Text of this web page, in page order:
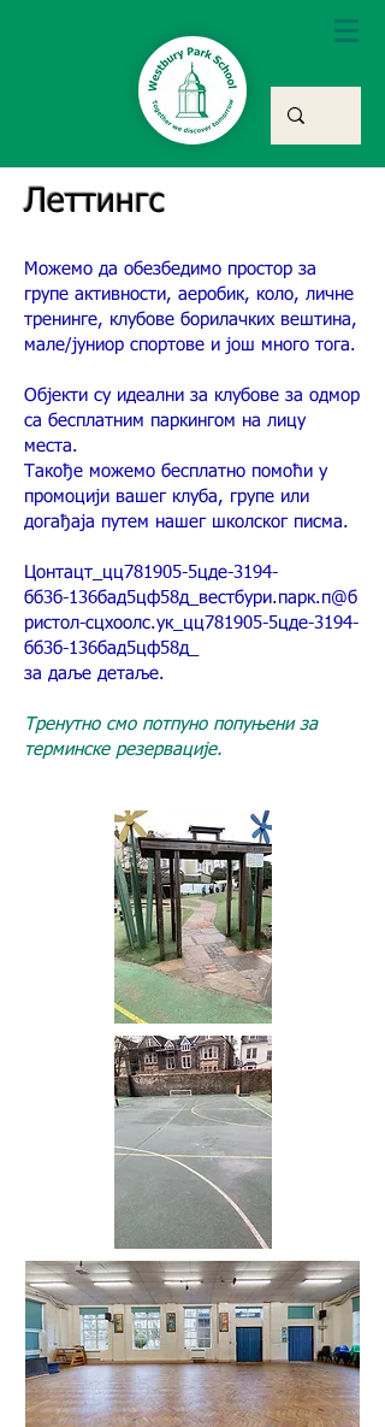
Леттингс
Можемо да обезбедимо простор за
групе активности, аеробик, коло, личне
тренинге, клубове борилачких вештина,
мале/јуниор спортове и још много тога.
Објекти су идеални за клубове за одмор
са бесплатним паркингом на лицу
места.
Такође можемо бесплатно помоћи у
промоцији вашег клуба, групе или
догађаја путем нашег школског писма.
Цонтацт_цц781905-5цде-3194-
бб3б-136бад5цф58д_ вестбури.парк.п@б
ристол-сцхоолс.ук_цц781905-5цде-3194-
бб3б-136бад5цф58д_
за даље детаље.
Тренутно смо потпуно попуњени за
терминске резервације.